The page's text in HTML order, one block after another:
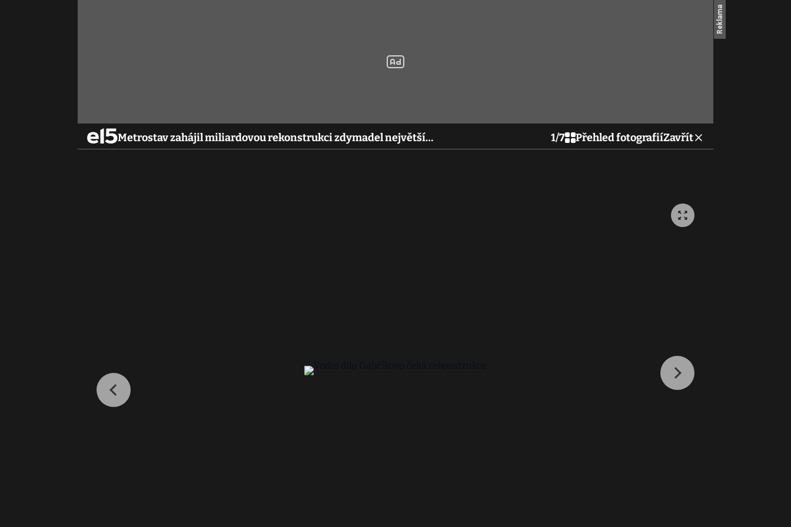
Metrostav zahájil miliardovou rekonstrukci zdymadel největší… 1/7 Přehled fotografiíZavřít